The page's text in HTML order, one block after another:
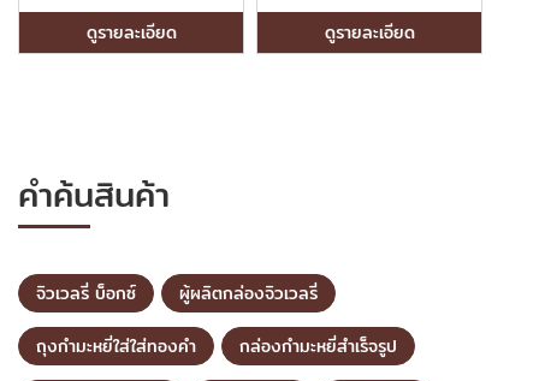
ดูรายละเอียด ดูรายละเอียด
คำค้นสินค้า
จิวเวลรี่ บ็อกซ์
ผู้ผลิตกล่องจิวเวลรี่
ถุงกำมะหยี่ใส่ใส่ทองคำ
กล่องกำมะหยี่สำเร็จรูป